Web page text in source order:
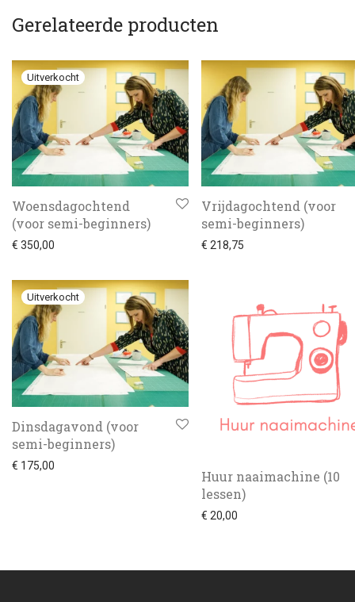
Gerelateerde producten
Woensdagochtend
(voor semi-beginners)
€ 350,00
Vrijdagochtend (voor
semi-beginners)
€ 218,75
Dinsdagavond (voor
semi-beginners)
€ 175,00
Huur naaimachine (10
lessen)
€ 20,00